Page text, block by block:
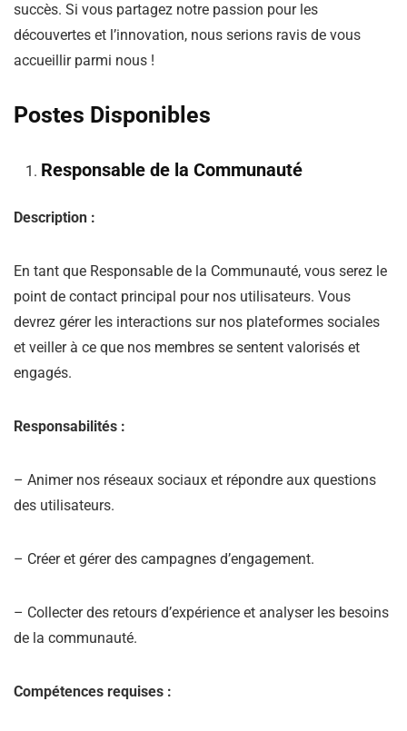
succès. Si vous partagez notre passion pour les
découvertes et l’innovation, nous serions ravis de vous
accueillir parmi nous !
Postes Disponibles
Responsable de la Communauté
Description :
En tant que Responsable de la Communauté, vous serez le
point de contact principal pour nos utilisateurs. Vous
devrez gérer les interactions sur nos plateformes sociales
et veiller à ce que nos membres se sentent valorisés et
engagés.
Responsabilités :
– Animer nos réseaux sociaux et répondre aux questions
des utilisateurs.
– Créer et gérer des campagnes d’engagement.
– Collecter des retours d’expérience et analyser les besoins
de la communauté.
Compétences requises :